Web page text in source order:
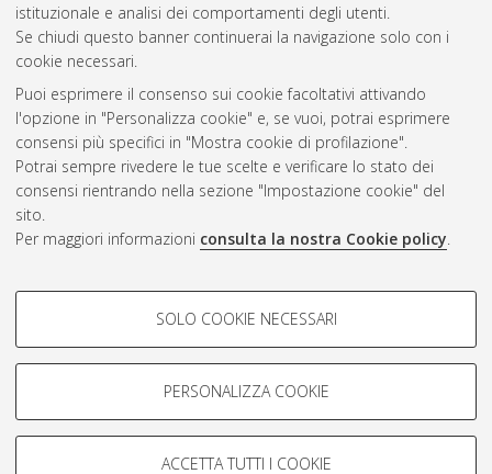
istituzionale e analisi dei comportamenti degli utenti.
Se chiudi questo banner continuerai la navigazione solo con i
cookie necessari.
Puoi esprimere il consenso sui cookie facoltativi attivando
l'opzione in "Personalizza cookie" e, se vuoi, potrai esprimere
consensi più specifici in "Mostra cookie di profilazione".
Potrai sempre rivedere le tue scelte e verificare lo stato dei
consensi rientrando nella sezione "Impostazione cookie" del
sito.
Per maggiori informazioni consulta la nostra Cookie policy.
COOKIE DI PROFILAZIONE -
Si tratta di cookie utilizzati per analizzare le caratteristiche della
navigazione degli utenti, creare profili in base al loro comportamento
Mostra cookie di profilazione
SOLO COOKIE NECESSARI
PERSONALIZZA COOKIE
ACCETTA TUTTI I COOKIE
Atom
Rss 1.0
Rss 2.0
ISSN: 2038-7946
Impostazioni Cookie
Informativa sulla privacy
Condizioni d’uso del sito